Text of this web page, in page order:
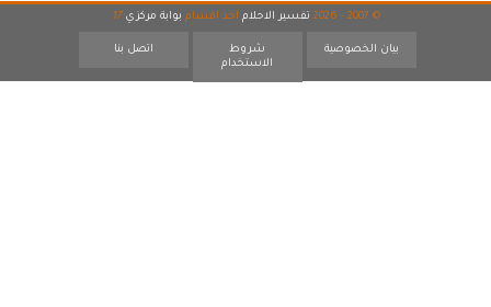
© 2007 - 2026 تفسير الاحلام احد اقسام بوابة مركزي 17
بيان الخصوصية
شروط
الاستخدام
اتصل بنا